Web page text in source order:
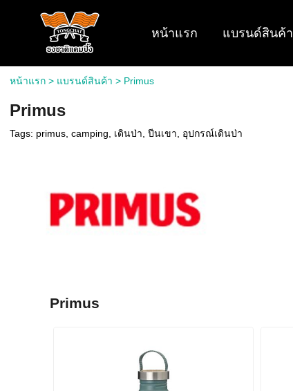
หน้าแรก แบรนด์สินค้า
หน้าแรก > แบรนด์สินค้า > Primus
Primus
Tags: primus camping เดินป่า ปีนเขา อุปกรณ์เดินป่า
Primus